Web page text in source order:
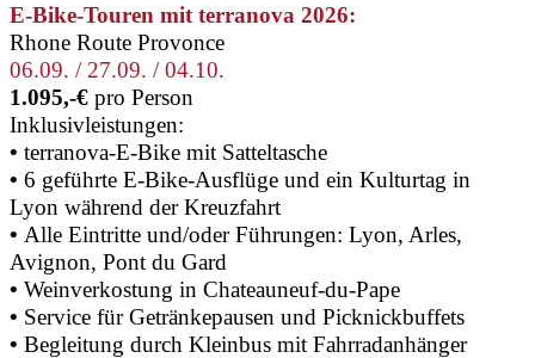
E-Bike-Touren mit terranova 2026:
Rhone Route Provonce
06.09. / 27.09. / 04.10.
1.095,-€ pro Person
Inklusivleistungen:
• terranova-E-Bike mit Satteltasche
• 6 geführte E-Bike-Ausflüge und ein Kulturtag in
Lyon während der Kreuzfahrt
• Alle Eintritte und/oder Führungen: Lyon, Arles,
Avignon, Pont du Gard
• Weinverkostung in Chateauneuf-du-Pape
• Service für Getränkepausen und Picknickbuffets
• Begleitung durch Kleinbus mit Fahrradanhänger